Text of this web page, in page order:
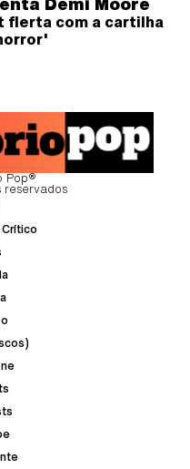
Demi Moore
flerta com a cartilha
Pop®
reservados
Crítico